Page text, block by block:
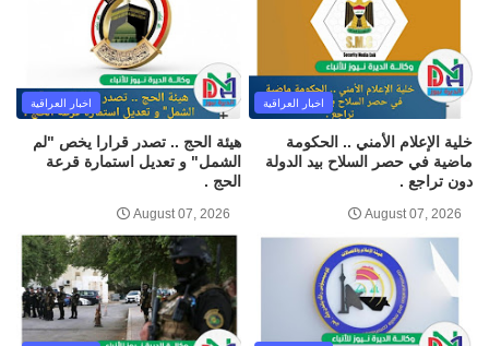
اخبار العراقية
خلية الإعلام الأمني .. الحكومة
ماضية في حصر السلاح بيد الدولة
دون تراجع .
August 07, 2026
اخبار العراقية
هيئة الحج .. تصدر قرارا يخص "لم
الشمل" و تعديل استمارة قرعة
الحج .
August 07, 2026